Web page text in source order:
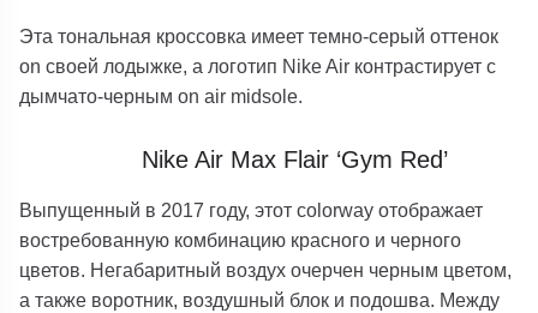
Эта тональная кроссовка имеет темно-серый оттенок
on своей лодыжке, а логотип Nike Air контрастирует с
дымчато-черным on air midsole.
Nike Air Max Flair ‘Gym Red’
Выпущенный в 2017 году, этот colorway отображает
востребованную комбинацию красного и черного
цветов. Негабаритный воздух очерчен черным цветом,
а также воротник, воздушный блок и подошва. Между